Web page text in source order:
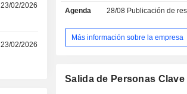
23/02/2026
23/02/2026
opciones personalizadas para
fabricantes de dispositivos
los usuarios finales. Intellego
suroeste de Suecia.
Agenda 28/08 Publicación de
Más información sobre la empresa
Salida de Personas Clave